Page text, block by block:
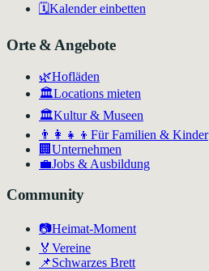
🗓️Kalender einbetten
Orte & Angebote
🌿Hofläden
🏛️Locations mieten
🏛Kultur & Museen
👨‍👩‍👧‍👦 Für Familien & Kinder
🏢 Unternehmen
💼Jobs & Ausbildung
Community
📷Heimat-Moment
🏅 Vereine
📌Schwarzes Brett